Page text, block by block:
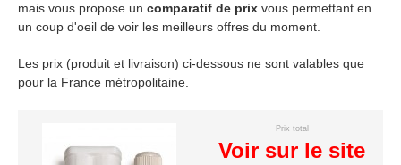
mais vous propose un comparatif de prix vous permettant en
un coup d'oeil de voir les meilleurs offres du moment.
Les prix (produit et livraison) ci-dessous ne sont valables que
pour la France métropolitaine.
Prix total
Voir sur le site